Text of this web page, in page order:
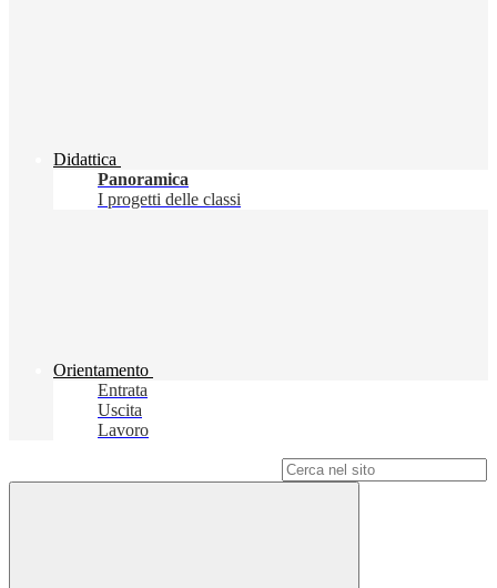
Didattica
Panoramica
I progetti delle classi
Orientamento
Entrata
Uscita
Lavoro